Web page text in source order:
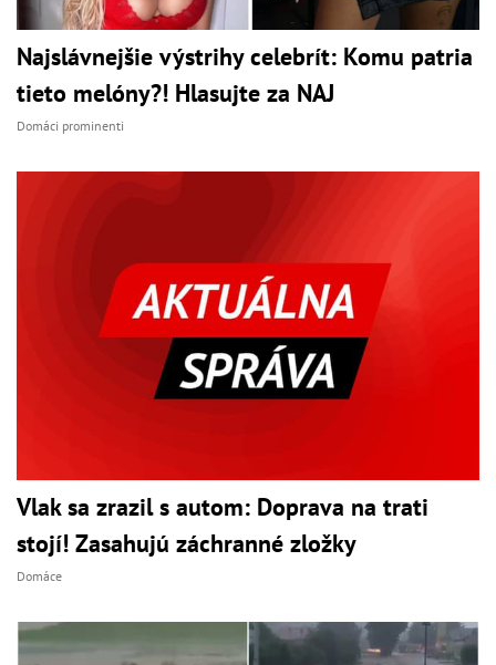
Najslávnejšie výstrihy celebrít: Komu patria
tieto melóny?! Hlasujte za NAJ
Domáci prominenti
Vlak sa zrazil s autom: Doprava na trati
stojí! Zasahujú záchranné zložky
Domáce